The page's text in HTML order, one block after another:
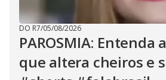
DO R7/05/08/2026
PAROSMIA: Entenda
que altera cheiros e